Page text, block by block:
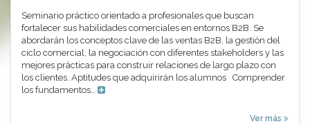
Seminario práctico orientado a profesionales que buscan
fortalecer sus habilidades comerciales en entornos B2B. Se
abordarán los conceptos clave de las ventas B2B, la gestión del
ciclo comercial, la negociación con diferentes stakeholders y las
mejores prácticas para construir relaciones de largo plazo con
los clientes. Aptitudes que adquirirán los alumnos Comprender
los fundamentos…
Ver más